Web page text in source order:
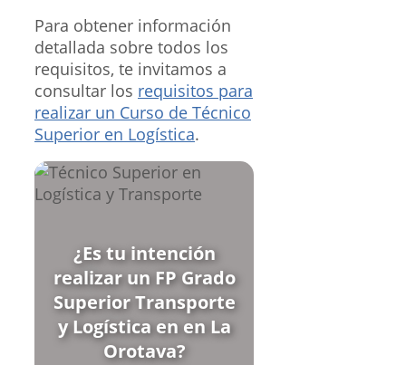
Para obtener información
detallada sobre todos los
requisitos, te invitamos a
consultar los requisitos para
realizar un Curso de Técnico
Superior en Logística.
¿Es tu intención
realizar un FP Grado
Superior Transporte
y Logística en en La
Orotava?